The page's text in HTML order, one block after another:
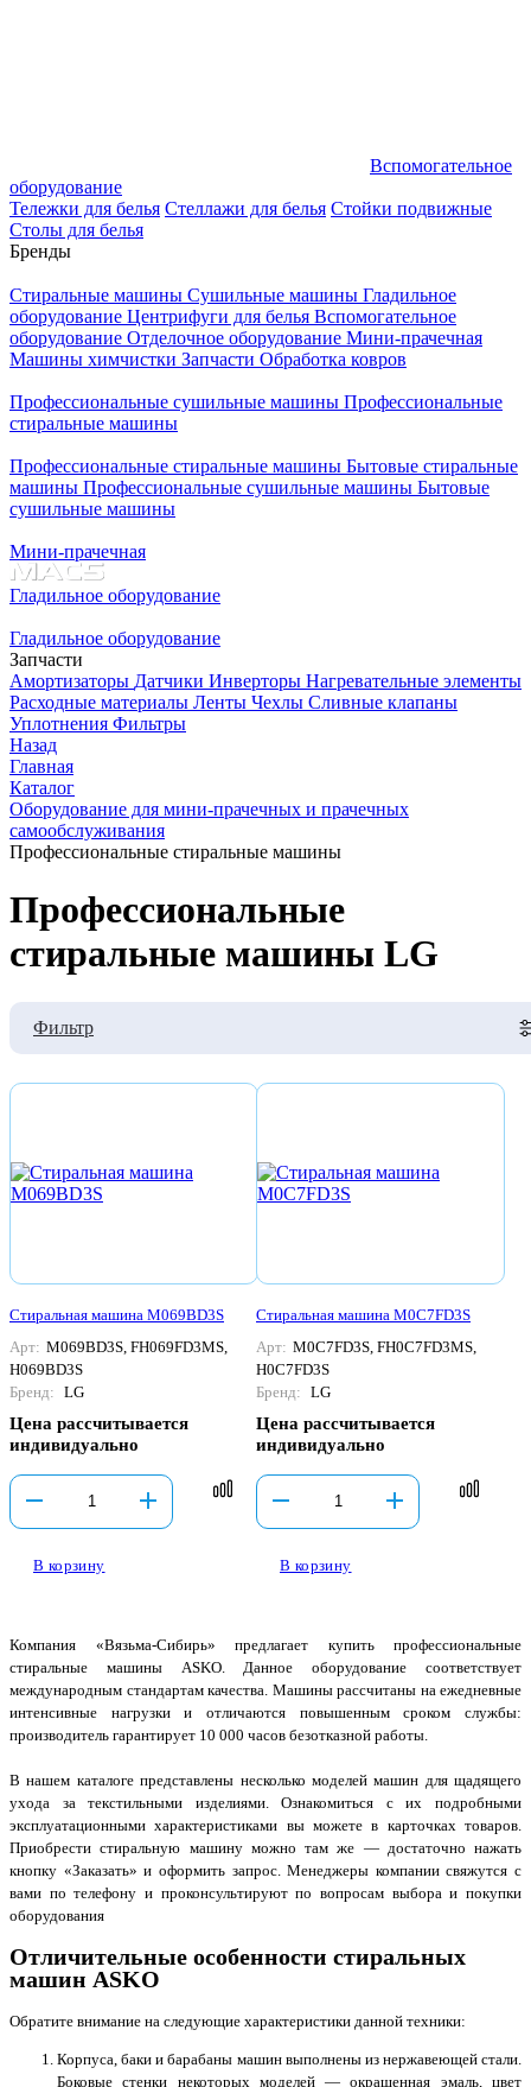
Вспомогательное
оборудование
Тележки для белья Стеллажи для белья Стойки подвижные
Столы для белья
Бренды
Стиральные машины Сушильные машины Гладильное
оборудование Центрифуги для белья Вспомогательное
оборудование Отделочное оборудование Мини-прачечная
Машины химчистки Запчасти Обработка ковров
Профессиональные сушильные машины Профессиональные
стиральные машины
Профессиональные стиральные машины Бытовые стиральные
машины Профессиональные сушильные машины Бытовые
сушильные машины
Мини-прачечная
Гладильное оборудование
Гладильное оборудование
Запчасти
Амортизаторы Датчики Инверторы Нагревательные элементы
Расходные материалы Ленты Чехлы Сливные клапаны
Уплотнения Фильтры
Назад
Главная
Каталог
Оборудование для мини-прачечных и прачечных
самообслуживания
Профессиональные стиральные машины
Профессиональные
стиральные машины LG
Фильтр
Стиральная машина M069BD3S
Арт: M069BD3S, FH069FD3MS,
H069BD3S
Бренд: LG
Цена рассчитывается
индивидуально
В корзину
Стиральная машина M0C7FD3S
Арт: M0C7FD3S, FH0C7FD3MS,
H0C7FD3S
Бренд: LG
Цена рассчитывается
индивидуально
В корзину
Компания «Вязьма-Сибирь» предлагает купить профессиональные
стиральные машины ASKO. Данное оборудование соответствует
международным стандартам качества. Машины рассчитаны на ежедневные
интенсивные нагрузки и отличаются повышенным сроком службы:
производитель гарантирует 10 000 часов безотказной работы.
В нашем каталоге представлены несколько моделей машин для щадящего
ухода за текстильными изделиями. Ознакомиться с их подробными
эксплуатационными характеристиками вы можете в карточках товаров.
Приобрести стиральную машину можно там же — достаточно нажать
кнопку «Заказать» и оформить запрос. Менеджеры компании свяжутся с
вами по телефону и проконсультируют по вопросам выбора и покупки
оборудования
Отличительные особенности стиральных
машин ASKO
Обратите внимание на следующие характеристики данной техники:
Корпуса, баки и барабаны машин выполнены из нержавеющей стали.
Боковые стенки некоторых моделей — окрашенная эмаль, цвет